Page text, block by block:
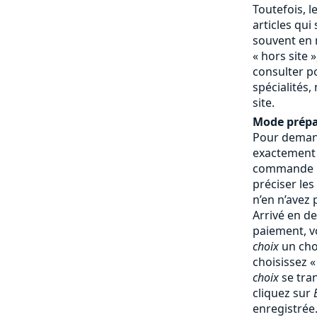
Toutefois,
articles qui
souvent en
« hors site
consulter
spécialités,
site.
Mode
Pour
commande
préciser
n’en
Arrivé en
paiement,
choix un
choisissez
choixse
cliquez sur
enregistrée.